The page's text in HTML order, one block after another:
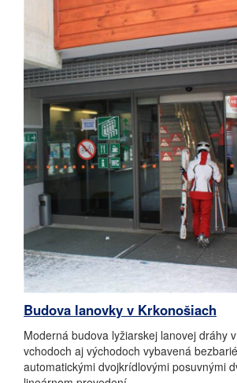
Budova lanovky v Krkonošiach
Moderná budova lyžiarskej lanovej dráhy
vchodoch aj východoch vybavená
automatickými dvojkrídlovými posuvnými